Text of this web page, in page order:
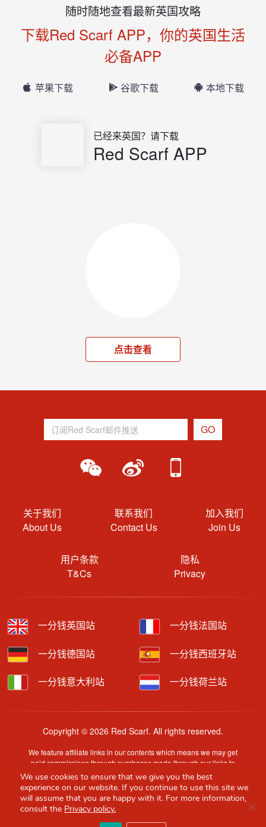
随时随地查看最新英国攻略
下载Red Scarf APP，你的英国生活
必备APP
苹果下载 谷歌下载 本地下载
已经来英国？请下载
Red Scarf APP
点击查看
关于我们
About Us
联系我们
Contact Us
加入我们
Join Us
用户条款
T&Cs
隐私
Privacy
一分钱英国站 一分钱法国站
一分钱德国站 一分钱西班牙站
一分钱意大利站 一分钱荷兰站
Copyright © 2026 Red Scarf. All rights reserved.
We feature affiliate links in our contents which means we may get
paid commissions through purchases made through our links to
retailer sites.
Content is provided by users, brands or merchants. Some
information may have been generated by AI and is provided for
guidance only. Accuracy and availability may change without prior
We use cookies to ensure that we give you the best
experience on our website. If you continue to use this site we
will assume that you are happy with it. For more information,
consult the Privacy policy.